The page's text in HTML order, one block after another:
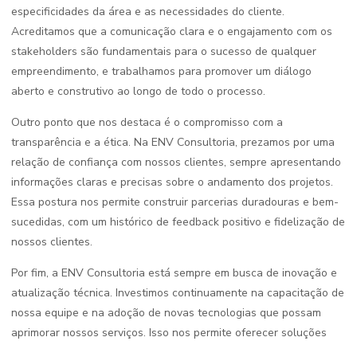
especificidades da área e as necessidades do cliente.
Acreditamos que a comunicação clara e o engajamento com os
stakeholders são fundamentais para o sucesso de qualquer
empreendimento, e trabalhamos para promover um diálogo
aberto e construtivo ao longo de todo o processo.
Outro ponto que nos destaca é o compromisso com a
transparência e a ética. Na ENV Consultoria, prezamos por uma
relação de confiança com nossos clientes, sempre apresentando
informações claras e precisas sobre o andamento dos projetos.
Essa postura nos permite construir parcerias duradouras e bem-
sucedidas, com um histórico de feedback positivo e fidelização de
nossos clientes.
Por fim, a ENV Consultoria está sempre em busca de inovação e
atualização técnica. Investimos continuamente na capacitação de
nossa equipe e na adoção de novas tecnologias que possam
aprimorar nossos serviços. Isso nos permite oferecer soluções